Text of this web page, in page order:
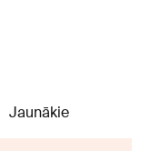
Jaunākie